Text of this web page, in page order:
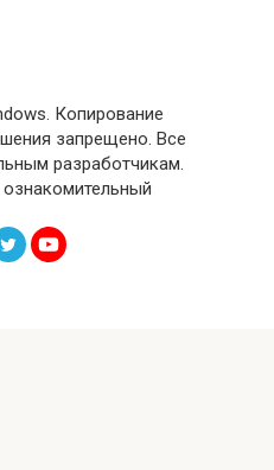
Копирование
запрещено. Все
разработчикам.